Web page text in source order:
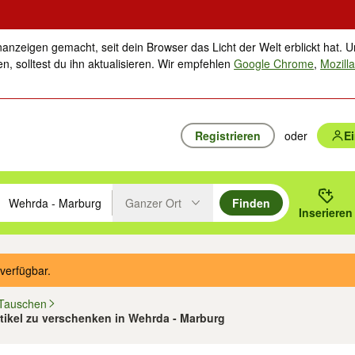
gemacht, seit dein Browser das Licht der Welt erblickt hat.
solltest du ihn aktualisieren. Wir empfehlenGoogle Chrome,
Registrieren oder
mit den Pfeiltasten nach oben/unten durchsuchen und mit
oder Ort eingeben. Eingabetaste drücken um zu suchen, oder
Ganzer Ort
Finden
Inserieren
zu verschenken in Wehrda - Marburg